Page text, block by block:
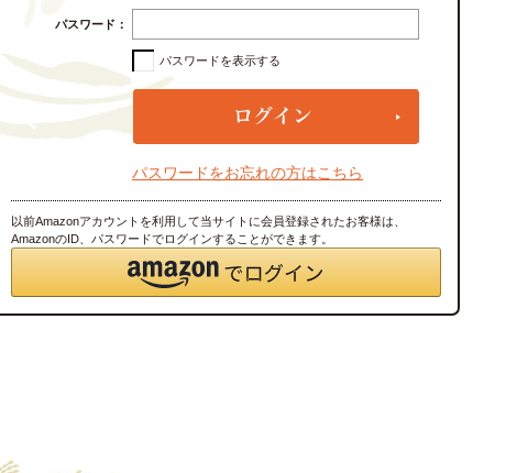
パスワード：
パスワードを表示する
パスワードをお忘れの方はこちら
以前Amazonアカウントを利用して当サイトに会員登録されたお客様は、
AmazonのID、パスワードでログインすることができます。